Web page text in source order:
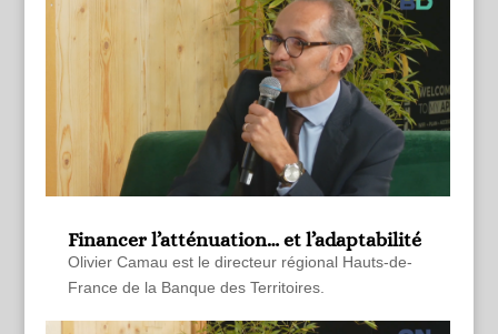
Financer l’atténuation… et l’adaptabilité
Olivier Camau est le directeur régional Hauts-de-
France de la Banque des Territoires.